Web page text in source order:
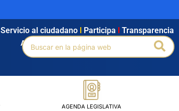
Agendamiento Intranet Búsqueda avanzada
Servicio al ciudadano Participa Transparencia
Buscar
por:
AGENDA LEGISLATIVA